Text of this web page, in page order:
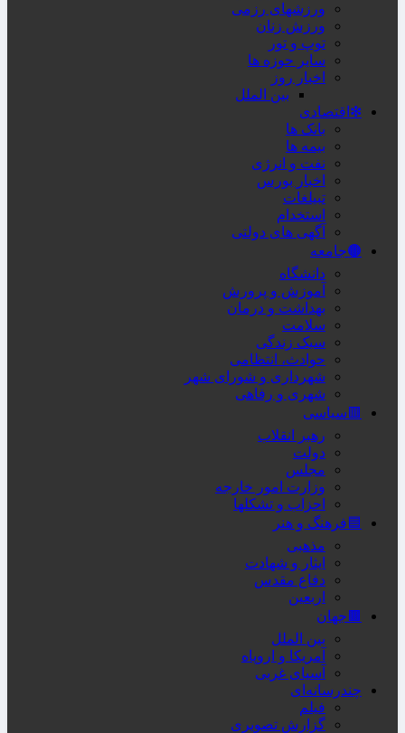
ورزشهای رزمی
ورزش زنان
توپ و تور
سایر حوزه ها
اخبار روز
بین الملل
❇اقتصادی
بانک ها
بیمه ها
نفت و انرژی
اخبار بورس
تبیلغات
استخدام
آگهی های دولتی
🟤جامعه
دانشگاه
آموزش و پرورش
بهداشت و درمان
سلامت
سبک زندگی
حوادث، انتظامی
شهرداری و شورای شهر
شهری و رفاهی
🟥سیاسی
رهبر انقلاب
دولت
مجلس
وزارت امور خارجه
احزاب و تشکلها
🟦فرهنگ و هنر
مذهبی
ایثار و شهادت
دفاع مقدس
اربعین
🟫جهان
بین الملل
آمریکا و اروپاه
آسیای غربی
چندرسانه‌ای
فیلم
گزارش تصویری